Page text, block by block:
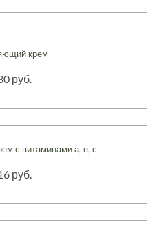
крем
руб.
с витаминами а, е, с
руб.